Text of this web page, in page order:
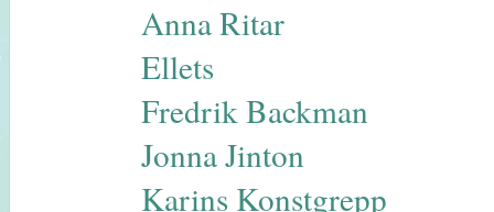
Anna Ritar
Ellets
Fredrik Backman
Jonna Jinton
Karins Konstgrepp